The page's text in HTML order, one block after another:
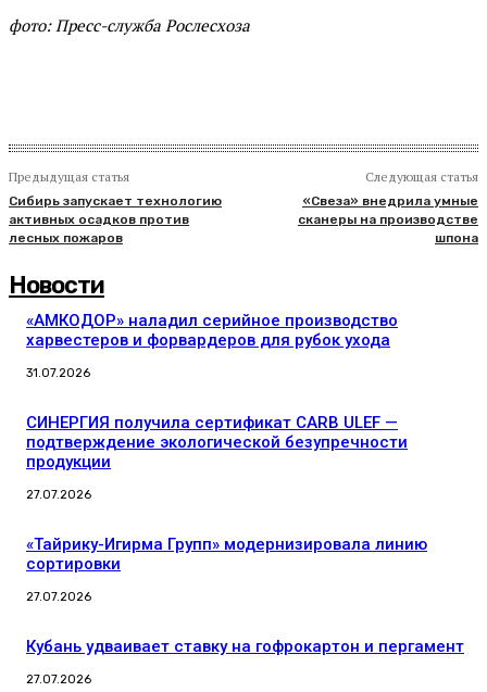
фото: Пресс-служба Рослесхоза
Предыдущая статья
Сибирь запускает технологию
активных осадков против
лесных пожаров
Следующая статья
«Свеза» внедрила умные
сканеры на производстве
шпона
Новости
«АМКОДОР» наладил серийное производство
харвестеров и форвардеров для рубок ухода
31.07.2026
СИНЕРГИЯ получила сертификат CARB ULEF —
подтверждение экологической безупречности
продукции
27.07.2026
«Тайрику-Игирма Групп» модернизировала линию
сортировки
27.07.2026
Кубань удваивает ставку на гофрокартон и пергамент
27.07.2026